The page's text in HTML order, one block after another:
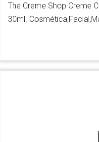
The Creme Shop Creme
30ml.